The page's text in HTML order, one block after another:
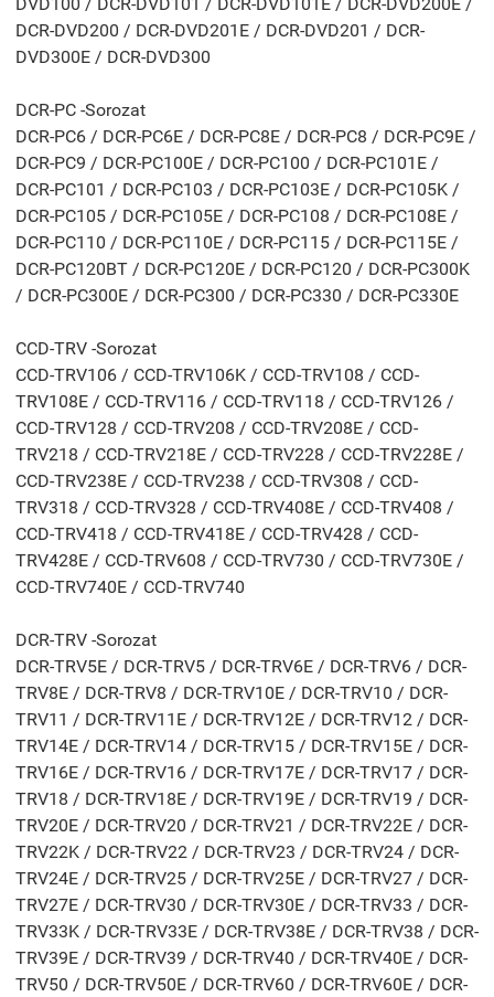
DCR-DVD200 / DCR-DVD201E / DCR-DVD201 / DCR-
DVD300E / DCR-DVD300
DCR-PC -Sorozat
DCR-PC6 / DCR-PC6E / DCR-PC8E / DCR-PC8 / DCR-PC9E /
DCR-PC9 / DCR-PC100E / DCR-PC100 / DCR-PC101E /
DCR-PC101 / DCR-PC103 / DCR-PC103E / DCR-PC105K /
DCR-PC105 / DCR-PC105E / DCR-PC108 / DCR-PC108E /
DCR-PC110 / DCR-PC110E / DCR-PC115 / DCR-PC115E /
DCR-PC120BT / DCR-PC120E / DCR-PC120 / DCR-PC300K
/ DCR-PC300E / DCR-PC300 / DCR-PC330 / DCR-PC330E
CCD-TRV -Sorozat
CCD-TRV106 / CCD-TRV106K / CCD-TRV108 / CCD-
TRV108E / CCD-TRV116 / CCD-TRV118 / CCD-TRV126 /
CCD-TRV128 / CCD-TRV208 / CCD-TRV208E / CCD-
TRV218 / CCD-TRV218E / CCD-TRV228 / CCD-TRV228E /
CCD-TRV238E / CCD-TRV238 / CCD-TRV308 / CCD-
TRV318 / CCD-TRV328 / CCD-TRV408E / CCD-TRV408 /
CCD-TRV418 / CCD-TRV418E / CCD-TRV428 / CCD-
TRV428E / CCD-TRV608 / CCD-TRV730 / CCD-TRV730E /
CCD-TRV740E / CCD-TRV740
DCR-TRV -Sorozat
DCR-TRV5E / DCR-TRV5 / DCR-TRV6E / DCR-TRV6 / DCR-
TRV8E / DCR-TRV8 / DCR-TRV10E / DCR-TRV10 / DCR-
TRV11 / DCR-TRV11E / DCR-TRV12E / DCR-TRV12 / DCR-
TRV14E / DCR-TRV14 / DCR-TRV15 / DCR-TRV15E / DCR-
TRV16E / DCR-TRV16 / DCR-TRV17E / DCR-TRV17 / DCR-
TRV18 / DCR-TRV18E / DCR-TRV19E / DCR-TRV19 / DCR-
TRV20E / DCR-TRV20 / DCR-TRV21 / DCR-TRV22E / DCR-
TRV22K / DCR-TRV22 / DCR-TRV23 / DCR-TRV24 / DCR-
TRV24E / DCR-TRV25 / DCR-TRV25E / DCR-TRV27 / DCR-
TRV27E / DCR-TRV30 / DCR-TRV30E / DCR-TRV33 / DCR-
TRV33K / DCR-TRV33E / DCR-TRV38E / DCR-TRV38 / DCR-
TRV39E / DCR-TRV39 / DCR-TRV40 / DCR-TRV40E / DCR-
TRV50 / DCR-TRV50E / DCR-TRV60 / DCR-TRV60E / DCR-